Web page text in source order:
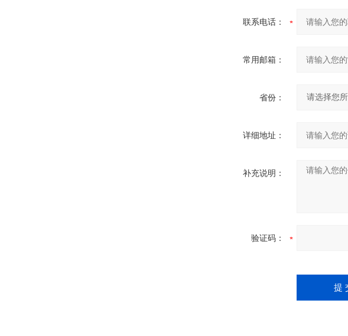
联系电话：
常用邮箱：
省份：
详细地址：
补充说明：
验证码：